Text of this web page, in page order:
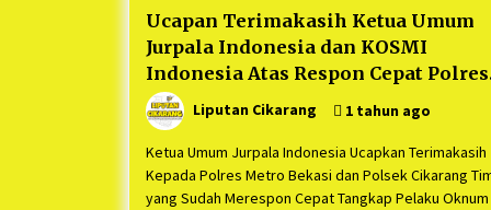
Ucapan Terimakasih Ketua Umum
Jurpala Indonesia dan KOSMI
Indonesia Atas Respon Cepat Polres
Metro Bekasi dan Polsek Cikarang
Timur yang Tangkap Oknum Ormas
Terkait Pengusiran Pendirian Posko
Liputan Cikarang 1 tahun ago
Ketua Umum Jurpala Indonesia Ucapkan Terimakasih
Kepada Polres Metro Bekasi dan Polsek Cikarang
yang Sudah Merespon Cepat Tangkap Pelaku Oknum